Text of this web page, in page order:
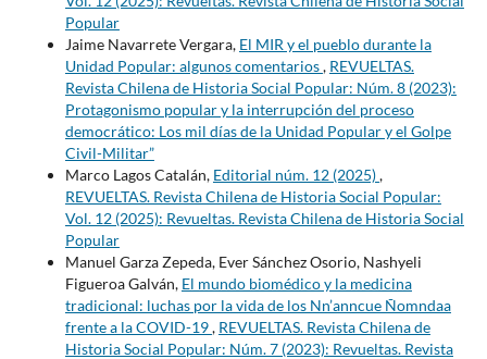
Popular
Jaime Navarrete Vergara, El MIR y el pueblo durante la
Unidad Popular: algunos comentarios, REVUELTAS.
Revista Chilena de Historia Social Popular: Núm. 8 (2023):
Protagonismo popular y la interrupción del proceso
democrático: Los mil días de la Unidad Popular y el Golpe
Civil-Militar”
Marco Lagos Catalán, Editorial núm. 12 (2025),
REVUELTAS. Revista Chilena de Historia Social Popular:
Vol. 12 (2025): Revueltas. Revista Chilena de Historia Social
Popular
Manuel Garza Zepeda, Ever Sánchez Osorio, Nashyeli
Figueroa Galván, El mundo biomédico y la medicina
tradicional: luchas por la vida de los Nn’anncue Ñomndaa
frente a la COVID-19, REVUELTAS. Revista Chilena de
Historia Social Popular: Núm. 7 (2023): Revueltas. Revista